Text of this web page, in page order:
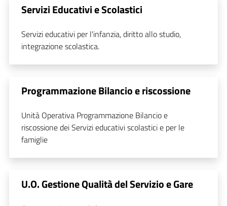
Servizi Educativi e Scolastici
Servizi educativi per l'infanzia, diritto allo studio,
integrazione scolastica.
Programmazione Bilancio e riscossione
Unità Operativa Programmazione Bilancio e
riscossione dei Servizi educativi scolastici e per le
famiglie
U.O. Gestione Qualità del Servizio e Gare